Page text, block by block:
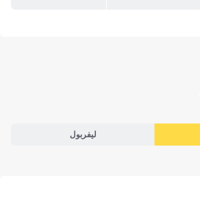
ليفربول